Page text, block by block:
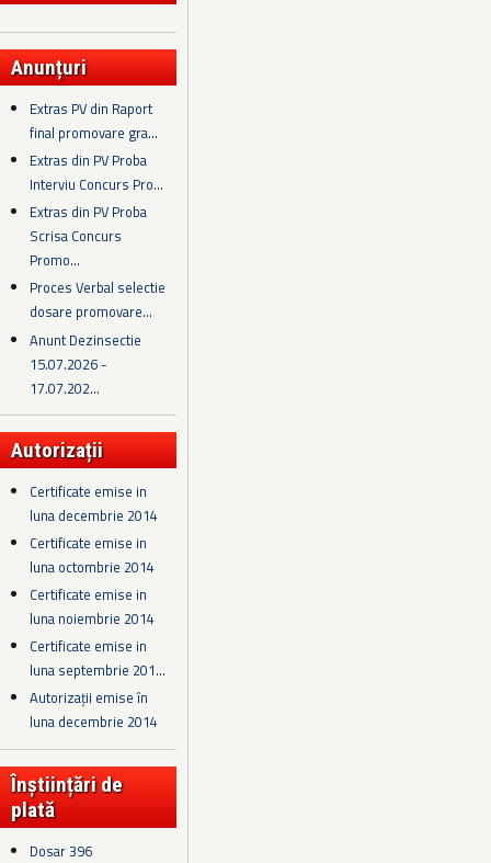
Anunțuri
Extras PV din Raport
final promovare gra...
Extras din PV Proba
Interviu Concurs Pro...
Extras din PV Proba
Scrisa Concurs
Promo...
Proces Verbal selectie
dosare promovare...
Anunt Dezinsectie
15.07.2026 -
17.07.202...
Autorizații
Certificate emise in
luna decembrie 2014
Certificate emise in
luna octombrie 2014
Certificate emise in
luna noiembrie 2014
Certificate emise in
luna septembrie 201...
Autorizații emise în
luna decembrie 2014
Înștiințări de
plată
Dosar 396